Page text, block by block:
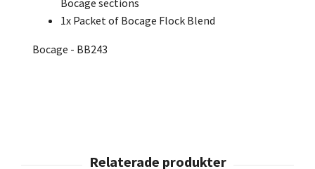
Bocage sections
1x Packet of Bocage Flock Blend
Bocage - BB243